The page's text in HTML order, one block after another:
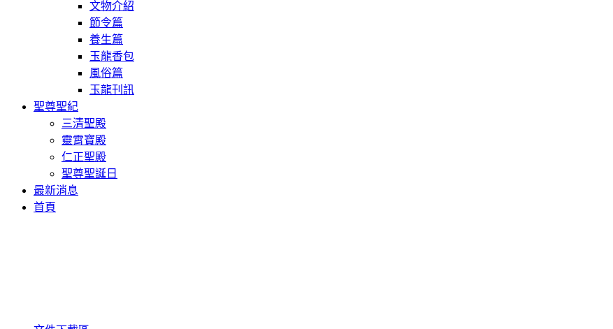
文物介紹
節令篇
養生篇
玉龍香包
風俗篇
玉龍刊訊
聖尊聖紀
三清聖殿
靈霄寶殿
仁正聖殿
聖尊聖誕日
最新消息
首頁